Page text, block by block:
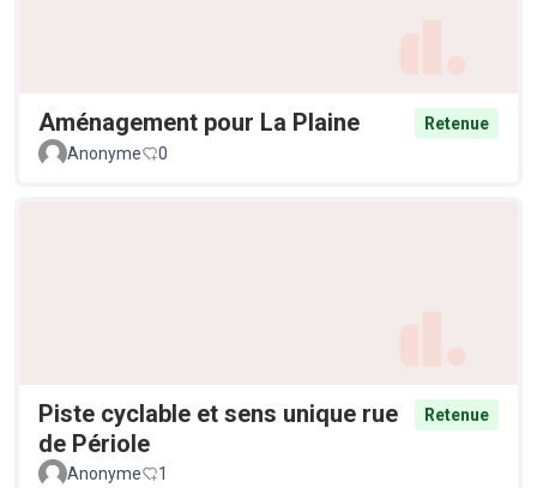
Aménagement pour La Plaine
Retenue
Anonyme
0
Piste cyclable et sens unique rue
de Périole
Retenue
Anonyme 1